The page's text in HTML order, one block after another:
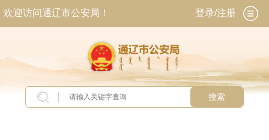
欢迎访问通辽市公安局！ 登录/注册
搜索